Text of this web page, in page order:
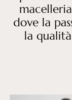
dove la
la